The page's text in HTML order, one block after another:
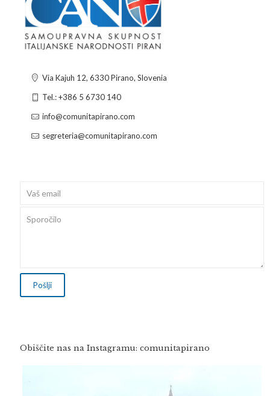
Via Kajuh 12, 6330 Pirano, Slovenia
Tel.: +386 5 6730 140
info@comunitapirano.com
segreteria@comunitapirano.com
Obiščite nas na Instagramu: comunitapirano